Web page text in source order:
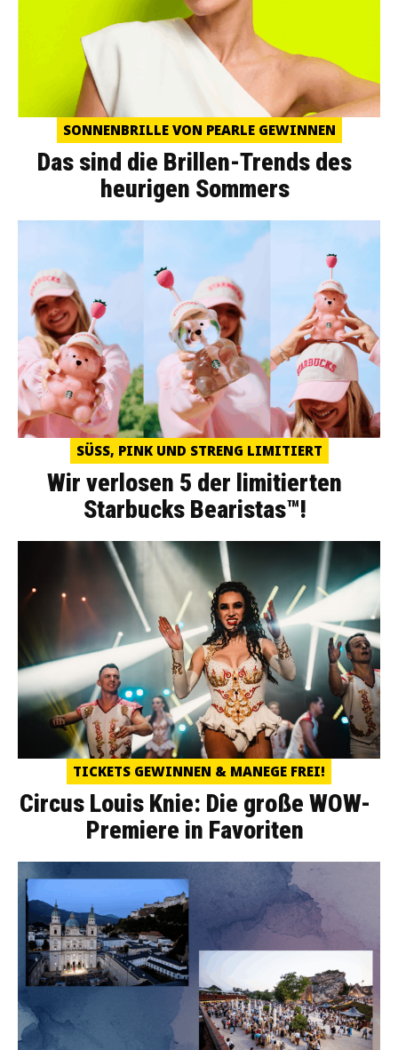
SONNENBRILLE VON PEARLE GEWINNEN
Das sind die Brillen-Trends des
heurigen Sommers
SÜSS, PINK UND STRENG LIMITIERT
Wir verlosen 5 der limitierten
Starbucks Bearistas™!
TICKETS GEWINNEN & MANEGE FREI!
Circus Louis Knie: Die große WOW-
Premiere in Favoriten